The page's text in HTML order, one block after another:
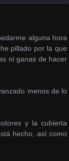
alguna hora
pillado por la que
ni ganas de hacer
menos de lo
y la cubierta
hecho, así como